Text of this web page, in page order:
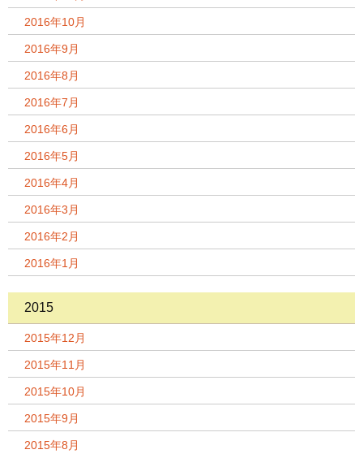
2016年10月
2016年9月
2016年8月
2016年7月
2016年6月
2016年5月
2016年4月
2016年3月
2016年2月
2016年1月
2015
2015年12月
2015年11月
2015年10月
2015年9月
2015年8月